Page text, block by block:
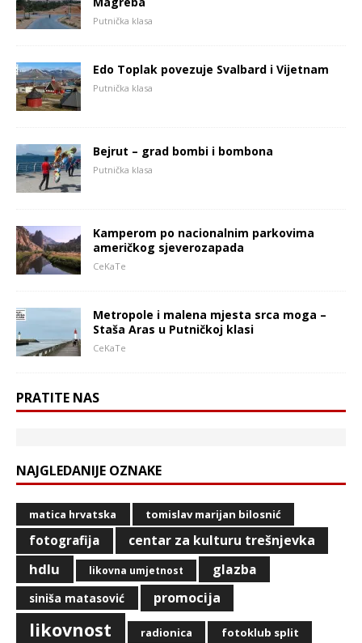
Putnička klasa
Edo Toplak povezuje Svalbard i Vijetnam
Putnička klasa
Bejrut – grad bombi i bombona
Putnička klasa
Kamperom po nacionalnim parkovima
američkog sjeverozapada
CeKaTe
Metropole i malena mjesta srca moga –
Staša Aras u Putničkoj klasi
CeKaTe
PRATITE NAS
NAJGLEDANIJE OZNAKE
matica hrvatska tomislav marijan bilosnić
fotografija centar za kulturu trešnjevka
hdlu likovna umjetnost glazba
siniša matasović promocija
likovnost radionica fotoklub split